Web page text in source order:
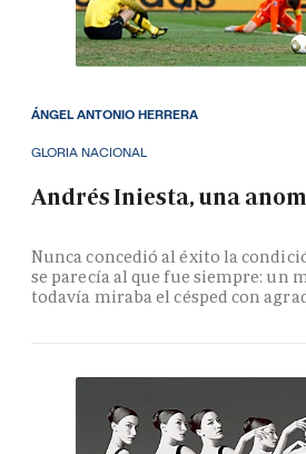
GLORIA NACIONAL
Andrés Iniesta, una
Nunca concedió al éxito la
se parecía al que fue siempre: un
todavía miraba el césped con
ÁNGEL ANTONIO HERRERA